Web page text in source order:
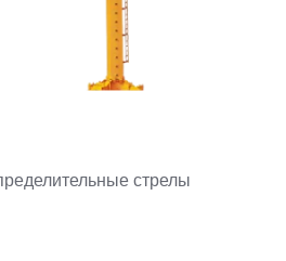
стрелы